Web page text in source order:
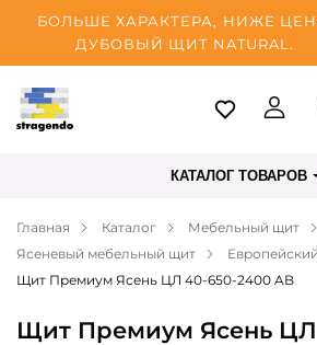
БОЛЬШЕ ХАРАКТЕРА, НИЖЕ
ДУБОВЫЙ ЩИТ NATURAL.
Таллинн
Оплата
О нас
Блог
КАТАЛОГ ТОВАРОВ
Главная Каталог
Мебельный щит
Ясеневый мебельный щит
Щит Премиум Ясень ЦЛ 40-650-2400 AB
Щит Премиум Ясень ЦЛ